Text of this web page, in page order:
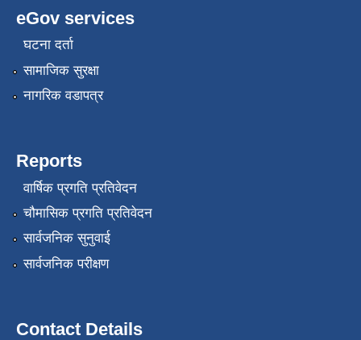
eGov services
घटना दर्ता
सामाजिक सुरक्षा
नागरिक वडापत्र
Reports
वार्षिक प्रगति प्रतिवेदन
चौमासिक प्रगति प्रतिवेदन
सार्वजनिक सुनुवाई
सार्वजनिक परीक्षण
Contact Details